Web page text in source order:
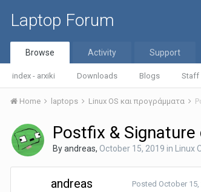
Laptop Forum
Browse
index - arxiki Downloads Blogs Staff
Activity Support
Home laptops Linux OS και προγράμματα
Postfix &
Byandreas, October 15, 2019 in Linux
andreas Posted October 15,